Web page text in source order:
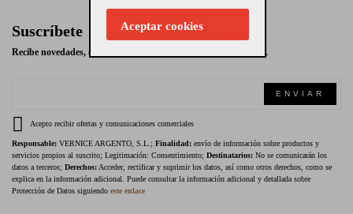
Suscríbete
Recibe novedades, ofertas exclusivas y promociones en tu email.
ENVIAR
Acepto recibir ofertas y comunicaciones comerciales
Responsable: VERNICE ARGENTO, S.L.; Finalidad: envío de información sobre productos y
servicios propios al suscrito; Legitimación: Consentimiento; Destinatarios: No se comunicarán los
datos a terceros; Derechos: Acceder, rectificar y suprimir los datos, así como otros derechos, como se
explica en la información adicional. Puede consultar la información adicional y detallada sobre
Protección de Datos siguiendo este enlace
Aceptar cookies